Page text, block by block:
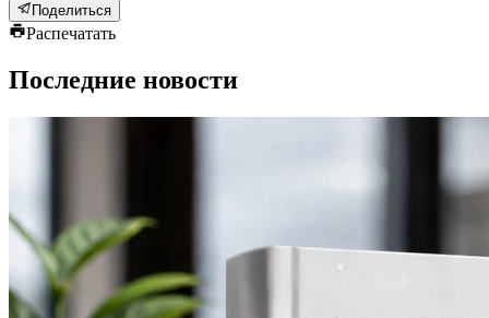
Поделиться
Распечатать
Последние новости